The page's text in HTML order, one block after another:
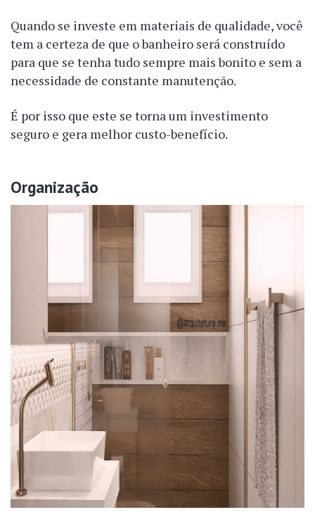
Quando se investe em materiais de qualidade, você
tem a certeza de que o banheiro será construído
para que se tenha tudo sempre mais bonito e sem a
necessidade de constante manutenção.
É por isso que este se torna um investimento
seguro e gera melhor custo-benefício.
Organização